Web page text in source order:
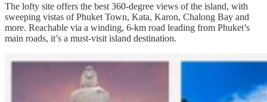
The lofty site offers the best 360-degree views of the island, with
sweeping vistas of Phuket Town, Kata, Karon, Chalong Bay and
more. Reachable via a winding, 6-km road leading from Phuket’s
main roads, it’s a must-visit island destination.